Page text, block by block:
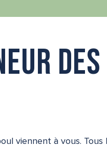
des
viennent à vous. Tous